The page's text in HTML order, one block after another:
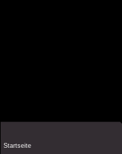
Startseite